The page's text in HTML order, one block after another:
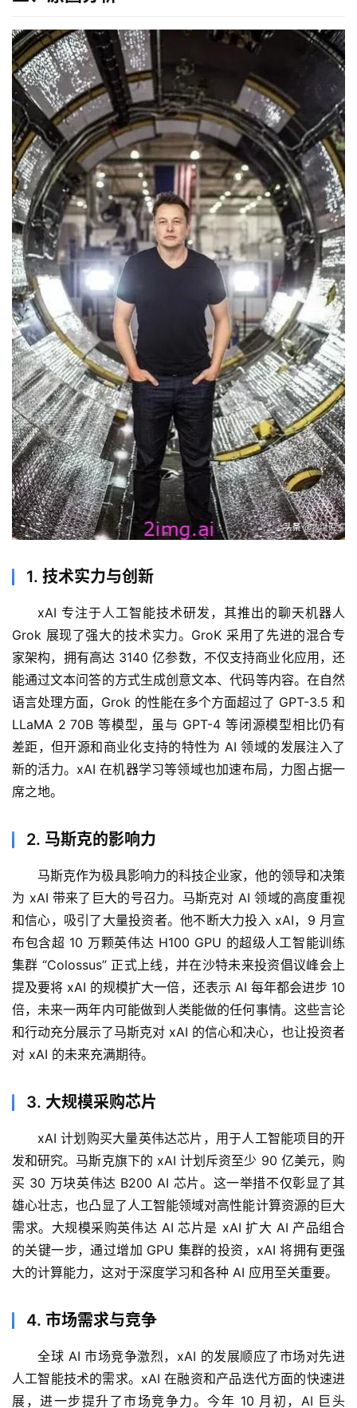
1. 技术实力与创新
xAI 专注于人工智能技术研发，其推出的聊天机器人
Grok 展现了强大的技术实力。GroK 采用了先进的混合专
家架构，拥有高达 3140 亿参数，不仅支持商业化应用，还
能通过文本问答的方式生成创意文本、代码等内容。在自然
语言处理方面，Grok 的性能在多个方面超过了 GPT-3.5 和
LLaMA 2 70B 等模型，虽与 GPT-4 等闭源模型相比仍有
差距，但开源和商业化支持的特性为 AI 领域的发展注入了
新的活力。xAI 在机器学习等领域也加速布局，力图占据一
席之地。
2. 马斯克的影响力
马斯克作为极具影响力的科技企业家，他的领导和决策
为 xAI 带来了巨大的号召力。马斯克对 AI 领域的高度重视
和信心，吸引了大量投资者。他不断大力投入 xAI，9 月宣
布包含超 10 万颗英伟达 H100 GPU 的超级人工智能训练
集群 “Colossus” 正式上线，并在沙特未来投资倡议峰会上
提及要将 xAI 的规模扩大一倍，还表示 AI 每年都会进步 10
倍，未来一两年内可能做到人类能做的任何事情。这些言论
和行动充分展示了马斯克对 xAI 的信心和决心，也让投资者
对 xAI 的未来充满期待。
3. 大规模采购芯片
xAI 计划购买大量英伟达芯片，用于人工智能项目的开
发和研究。马斯克旗下的 xAI 计划斥资至少 90 亿美元，购
买 30 万块英伟达 B200 AI 芯片。这一举措不仅彰显了其
雄心壮志，也凸显了人工智能领域对高性能计算资源的巨大
需求。大规模采购英伟达 AI 芯片是 xAI 扩大 AI 产品组合
的关键一步，通过增加 GPU 集群的投资，xAI 将拥有更强
大的计算能力，这对于深度学习和各种 AI 应用至关重要。
4. 市场需求与竞争
全球 AI 市场竞争激烈，xAI 的发展顺应了市场对先进
人工智能技术的需求。xAI 在融资和产品迭代方面的快速进
展，进一步提升了市场竞争力。今年 10 月初，AI 巨头